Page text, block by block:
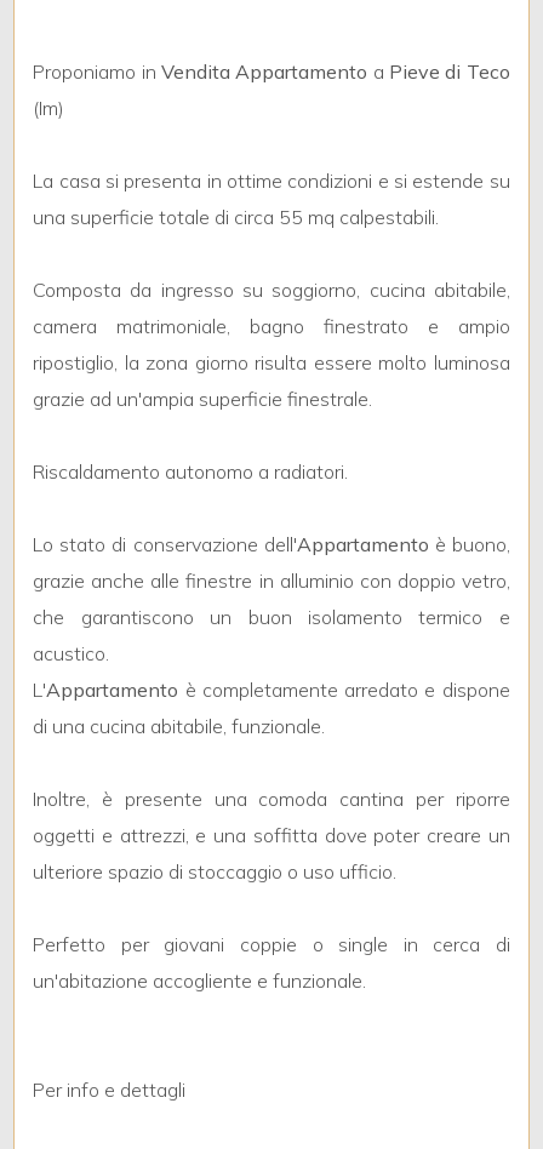
Proponiamo in Vendita Appartamento a Pieve di Teco
(Im)
La casa si presenta in ottime condizioni e si estende su
una superficie totale di circa 55 mq calpestabili.
Composta da ingresso su soggiorno, cucina abitabile,
camera matrimoniale, bagno finestrato e ampio
ripostiglio, la zona giorno risulta essere molto luminosa
grazie ad un'ampia superficie finestrale.
Riscaldamento autonomo a radiatori.
Lo stato di conservazione dell'Appartamento è buono,
grazie anche alle finestre in alluminio con doppio vetro,
che garantiscono un buon isolamento termico e
acustico.
L'Appartamento è completamente arredato e dispone
di una cucina abitabile, funzionale.
Inoltre, è presente una comoda cantina per riporre
oggetti e attrezzi, e una soffitta dove poter creare un
ulteriore spazio di stoccaggio o uso ufficio.
Perfetto per giovani coppie o single in cerca di
un'abitazione accogliente e funzionale.
Per info e dettagli
minimi
Qualsiasi
1
4
5
5+
Bagni
minimi
1